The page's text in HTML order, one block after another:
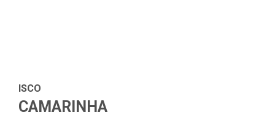
ISCO
CAMARINHA